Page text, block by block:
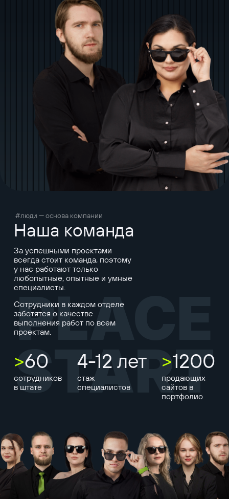
#люди — основа компании
Наша команда
За успешными проектами
всегда стоит команда, поэтому
у нас работают только
любопытные, опытные и умные
специалисты.
Сотрудники в каждом отделе
заботятся о качестве
выполнения работ по всем
проектам.
>60
сотрудников
в штате
4-12 лет
стаж
специалистов
>1200
продающих
сайтов в
портфолио
PLACE
START